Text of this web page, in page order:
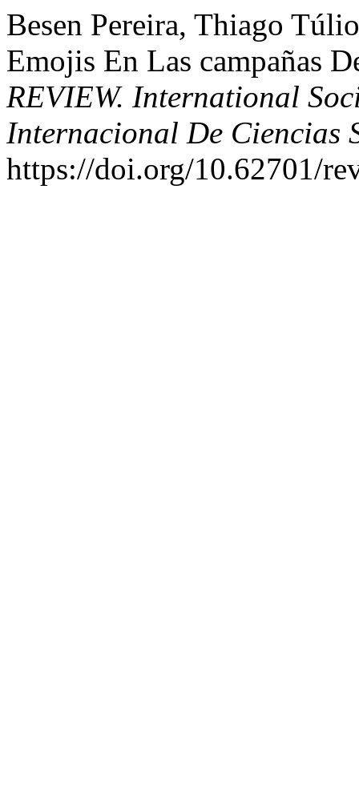
Besen Pereira, Thiago
Emojis En Las campañas
REVIEW. International
Internacional De Ciencias
https://doi.org/10.62701/